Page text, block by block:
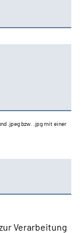
.jpeg bzw. .jpg mit einer
Verarbeitung